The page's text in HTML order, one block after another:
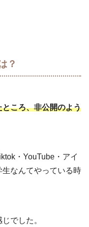
？
ころ、非公開のよう
・YouTube・アイ
生なんてやっている時
でした。